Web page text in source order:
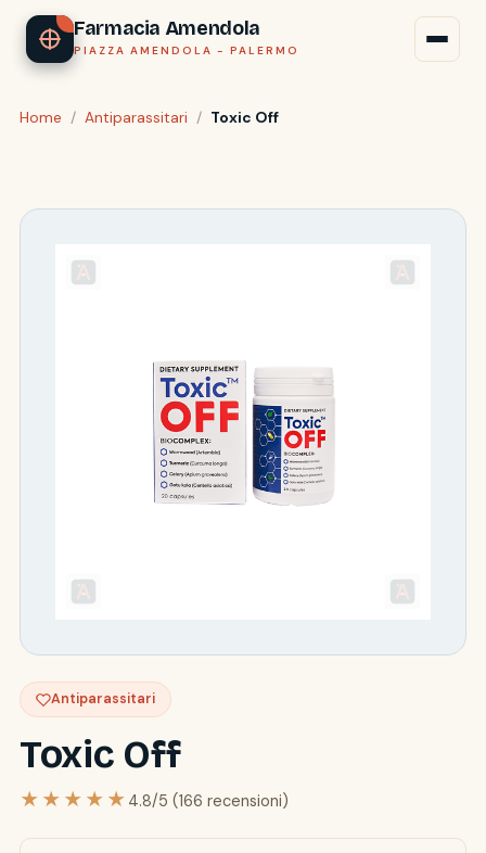
Farmacia Amendola
PIAZZA AMENDOLA - PALERMO
Home / Antiparassitari / Toxic Off
Antiparassitari
Toxic Off
★★★★★ 4.8/5 (166 recensioni)